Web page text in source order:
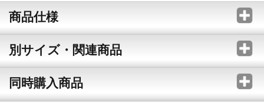
商品仕様
別サイズ・関連商品
同時購入商品